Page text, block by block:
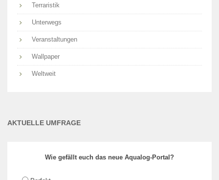
Terraristik
Unterwegs
Veranstaltungen
Wallpaper
Weltweit
AKTUELLE UMFRAGE
Wie gefällt euch das neue Aqualog-Portal?